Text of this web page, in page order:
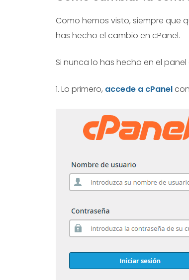
Como hemos visto, siempre que
has hecho el cambio en cPanel.
Si nunca lo has hecho en el
1. Lo primero, accede a cPanel